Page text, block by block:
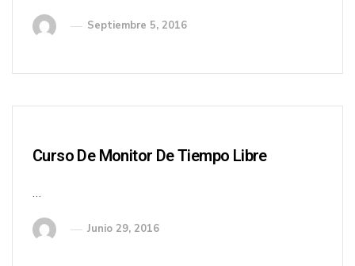
Septiembre 5, 2016
Curso De Monitor De Tiempo Libre
…
Junio 29, 2016